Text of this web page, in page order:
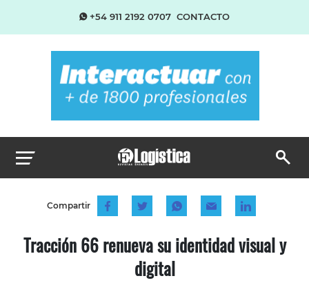
+54 911 2192 0707 CONTACTO
Compartir
Tracción 66 renueva su identidad visual y
digital